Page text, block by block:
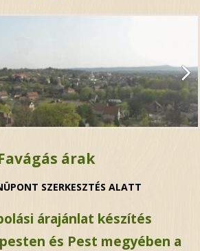
árak
SZERKESZTÉS ALATT
árajánlat készítés
és Pest megyében a